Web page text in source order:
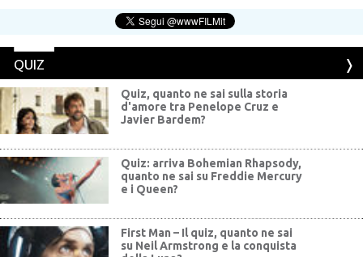
QUIZ
Quiz, quanto ne sai sulla storia
d'amore tra Penelope Cruz e
Javier Bardem?
Quiz: arriva Bohemian Rhapsody,
quanto ne sai su Freddie Mercury
e i Queen?
First Man – Il quiz, quanto ne sai
su Neil Armstrong e la conquista